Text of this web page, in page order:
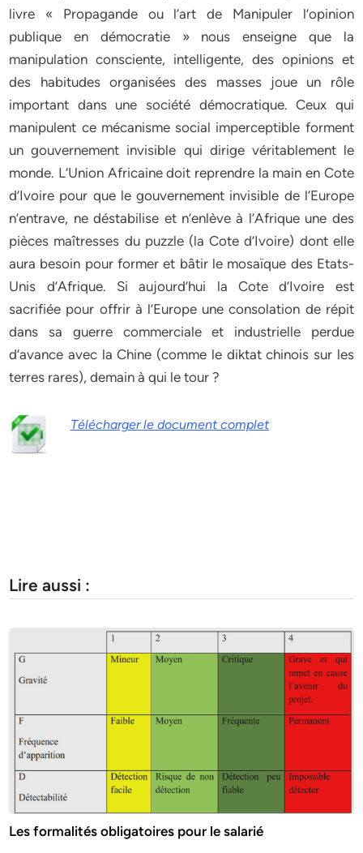
livre « Propagande ou l’art de Manipuler l’opinion
publique en démocratie » nous enseigne que la
manipulation consciente, intelligente, des opinions et
des habitudes organisées des masses joue un rôle
important dans une société démocratique. Ceux qui
manipulent ce mécanisme social imperceptible forment
un gouvernement invisible qui dirige véritablement le
monde. L’Union Africaine doit reprendre la main en Cote
d’Ivoire pour que le gouvernement invisible de l’Europe
n’entrave, ne déstabilise et n’enlève à l’Afrique une des
pièces maîtresses du puzzle (la Cote d’Ivoire) dont elle
aura besoin pour former et bâtir le mosaïque des Etats-
Unis d’Afrique. Si aujourd’hui la Cote d’Ivoire est
sacrifiée pour offrir à l’Europe une consolation de répit
dans sa guerre commerciale et industrielle perdue
d’avance avec la Chine (comme le diktat chinois sur les
terres rares), demain à qui le tour ?
Télécharger le document complet
Lire aussi :
Les formalités obligatoires pour le salarié